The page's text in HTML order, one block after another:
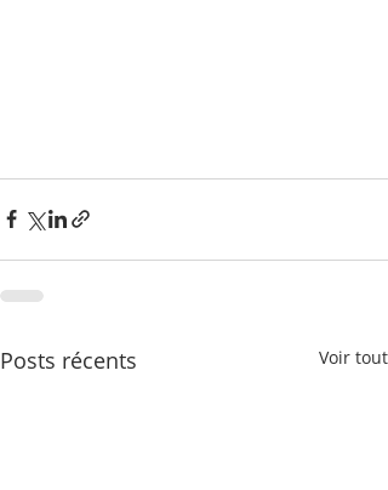
Posts récents Voir tout